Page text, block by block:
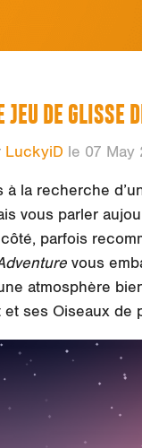
JEU DE GLISSE
LuckyiD le 07 May
à la recherche
vous parler
parfois
vous
atmosphère
ses Oiseaux de